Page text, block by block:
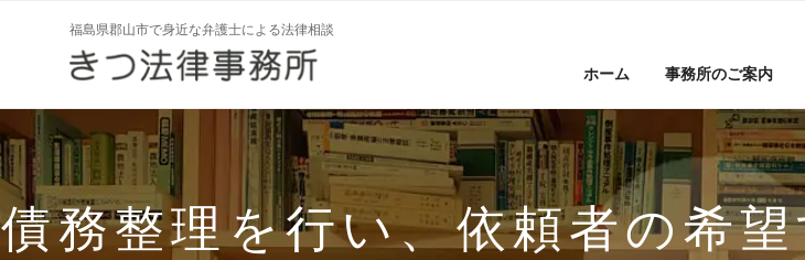
ン
ツ
へ
キ
福島県郡山市で身近な弁護士による法律相談
ホーム 事務所のご案内
債務整理を行い、依頼者の希